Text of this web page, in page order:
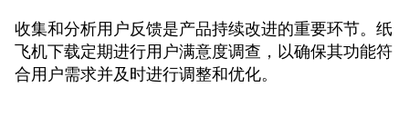
收集和分析用户反馈是产品持续改进的重要环节。纸
飞机下载定期进行用户满意度调查，以确保其功能符
合用户需求并及时进行调整和优化。